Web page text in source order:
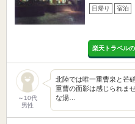
日帰り 宿泊
楽天トラベル
～10代
男性
北陸では唯一重曹泉と芒
重曹の面影は感じられま
な湯…